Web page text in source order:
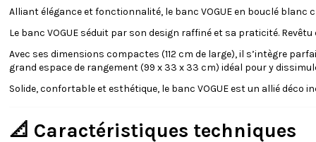
Alliant élégance et fonctionnalité, le banc VOGUE en bouclé
Le banc VOGUE séduit par son design raffiné et sa praticité.
Avec ses dimensions compactes (112 cm de large), il s’intègre
grand espace de rangement (99 x 33 x 33 cm) idéal pour y
Solide, confortable et esthétique, le banc VOGUE est un allié
📐 Caractéristiques techniques